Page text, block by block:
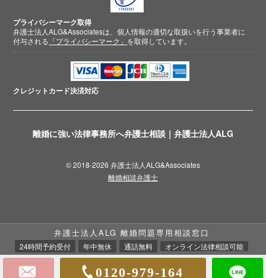
離婚に強い法律事務所へ弁護士相談｜弁護士法人ALG
プライバシーマーク取得
弁護士法人ALG&Associatesは、個人情報の適切な取扱いを行う事業者に
付与される 「プライバシーマーク」 を取得しています。
クレジットカード決済対応
© 2018-2026 弁護士法人ALG&Associates
離婚相談弁護士
弁護士法人ALG 離婚問題専用相談窓口
24時間予約受付 年中無休 通話無料 オンライン法律相談可能
0120-979-164